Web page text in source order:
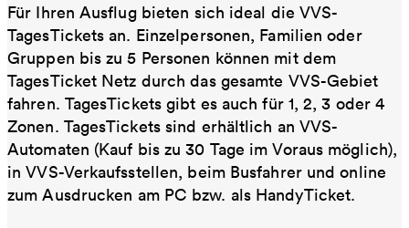
Für Ihren Ausflug bieten sich ideal die VVS-
TagesTickets an. Einzelpersonen, Familien oder
Gruppen bis zu 5 Personen können mit dem
TagesTicket Netz durch das gesamte VVS-Gebiet
fahren. TagesTickets gibt es auch für 1, 2, 3 oder 4
Zonen. TagesTickets sind erhältlich an VVS-
Automaten (Kauf bis zu 30 Tage im Voraus möglich),
in VVS-Verkaufsstellen, beim Busfahrer und online
zum Ausdrucken am PC bzw. als HandyTicket.